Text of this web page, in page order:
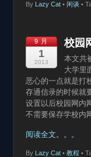
By Lazy Cat• 闲谈 •
9 月
1
2013
校园
本文共
大学里
恶心的一点就是打
存通信录的时候就
设置以后校园网内
不需要保存学校内
阅读全文。。。
By Lazy Cat• 教程 •